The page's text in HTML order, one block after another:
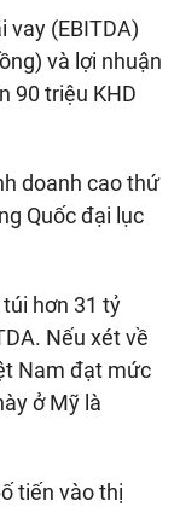
vay (EBITDA)
và lợi nhuận
90 triệu KHD
doanh cao thứ
Quốc đại lục
hơn 31 tỷ
Nếu xét về
Nam đạt mức
ở Mỹ là
tiến vào thị